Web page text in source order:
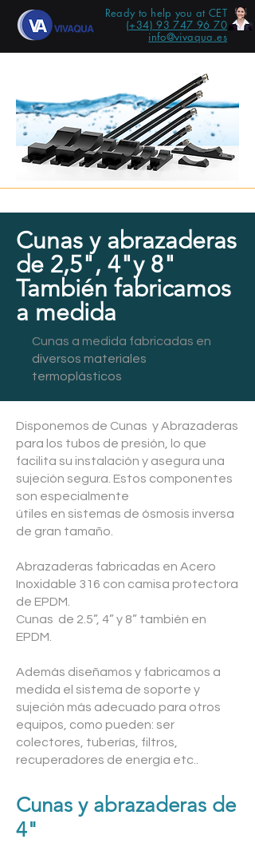
Ready to help you at CET
(+34) 93 747 96 70
info@vivaqua.es
Cunas y abrazaderas
de 2,5", 4"y 8"
También fabricamos
a medida
Cunas a medida fabricadas en
diversos materiales
termoplásticos
Disponemos de Cunas y Abrazaderas
para los tubos de presión, lo que
facilita su instalación y asegura una
sujeción segura. Estos componentes
son especialmente
útiles en sistemas de ósmosis inversa
de gran tamaño.
Abrazaderas fabricadas en Acero
Inoxidable 316 con camisa protectora
de EPDM.
Cunas de 2.5”, 4” y 8” también en
EPDM.
Además diseñamos y fabricamos a
medida el sistema de soporte y
sujeción más adecuado para otros
equipos, como pueden: ser
colectores, tuberías, filtros,
recuperadores de energía etc..
Cunas y abrazaderas de
4"